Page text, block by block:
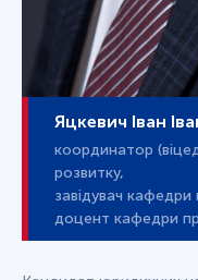
Яцкевич Іван
координатор
розвитку,
завідувач
доцент кафедри